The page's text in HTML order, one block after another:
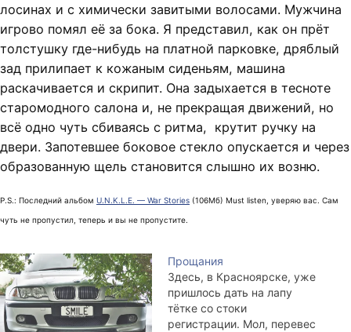
лосинах и с химически завитыми волосами. Мужчина
игрово помял её за бока. Я представил, как он прёт
толстушку где-нибудь на платной парковке, дряблый
зад прилипает к кожаным сиденьям, машина
раскачивается и скрипит. Она задыхается в тесноте
старомодного салона и, не прекращая движений, но
всё одно чуть сбиваясь с ритма, крутит ручку на
двери. Запотевшее боковое стекло опускается и через
образованную щель становится слышно их возню.
P.S.: Последний альбом U.N.K.L.E. — War Stories (106Мб) Must listen, уверяю вас. Сам
чуть не пропустил, теперь и вы не пропустите.
Прощания
Здесь, в Красноярске, уже
пришлось дать на лапу
тётке со стоки
регистрации. Мол, перевес